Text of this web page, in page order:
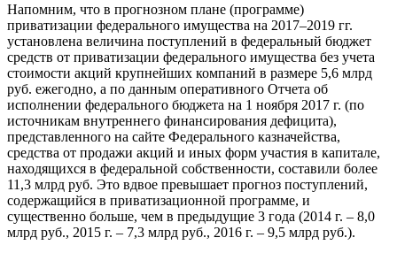
Напомним, что в прогнозном плане (программе)
приватизации федерального имущества на 2017–2019 гг.
установлена величина поступлений в федеральный бюджет
средств от приватизации федерального имущества без учета
стоимости акций крупнейших компаний в размере 5,6 млрд
руб. ежегодно, а по данным оперативного Отчета об
исполнении федерального бюджета на 1 ноября 2017 г. (по
источникам внутреннего финансирования дефицита),
представленного на сайте Федерального казначейства,
средства от продажи акций и иных форм участия в капитале,
находящихся в федеральной собственности, составили более
11,3 млрд руб. Это вдвое превышает прогноз поступлений,
содержащийся в приватизационной программе, и
существенно больше, чем в предыдущие 3 года (2014 г. – 8,0
млрд руб., 2015 г. – 7,3 млрд руб., 2016 г. – 9,5 млрд руб.).